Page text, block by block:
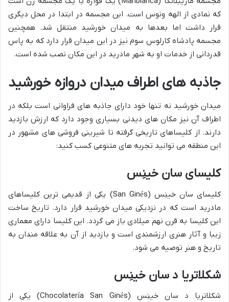
که نمادی از الهه ونوس است. این مجسمه در ابتدا در محل دیگری
قرار داشت اما بعدها به میدان خورشید منتقل شد. همچنین
مجسمه پادشاه کارلوس سوم نیز در این میدان قرار دارد که به پاس
قدردانی از خدمات او به شهر مادرید در این مکان نصب شده است.
جاذبه های اطراف میدان دروازه خورشید
میدان خورشید نه تنها خود دارای جاذبه های فراوانی است بلکه در
اطراف آن نیز مکان های دیدنی بسیاری وجود دارد که ارزش بازدید
دارند. از کلیساهای تاریخی گرفته تا شیرینی فروشی های مشهور در
این منطقه می توانید تجربه های متنوعی کسب کنید:
کلیسای سان خینِس
کلیسای سان خینِس (San Ginés) یکی از قدیمی ترین کلیساهای
مادرید است که در نزدیکی میدان خورشید قرار دارد. تاریخ ساخت
این کلیسا به قرن نهم میلادی باز می گردد. این کلیسا دارای معماری
زیبا و آثار هنری ارزشمندی است و بازدید از آن به علاقه مندان به
تاریخ و هنر توصیه می شود.
شکلاتریا د سان خینِس
شکلاتریا د سان خینِس (Chocolatería San Ginés) یکی از